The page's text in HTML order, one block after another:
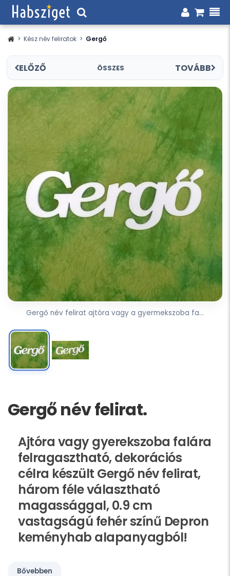
> Kész név feliratok > Gergő
ELŐZŐ ÖSSZES TOVÁBB
Gergő név felirat ajtóra vagy a gyermekszoba fa...
Gergő név felirat.
Ajtóra vagy gyerekszoba falára
felragasztható, dekorációs
célra készült Gergő név felirat,
három féle választható
magassággal, 0.9 cm
vastagságú fehér színű Depron
keményhab alapanyagból!
Bővebben